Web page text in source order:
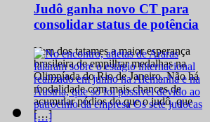
Judô ganha novo CT para
consolidar status de potência
Vem dos tatames a maior esperança
brasileira de empilhar medalhas na
Olimpíada do Rio de Janeiro. Não há
modalidade com mais chances de
acumular pódios do que o judô, que
[…]